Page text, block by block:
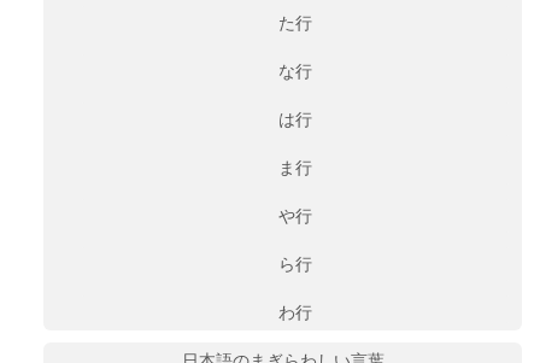
た行
な行
は行
ま行
や行
ら行
わ行